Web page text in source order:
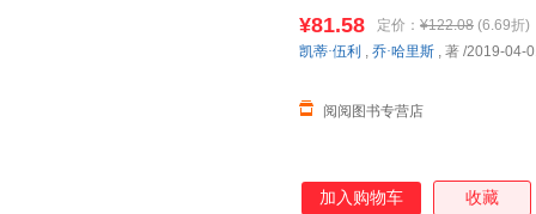
¥81.58 定价： ¥122.08 (6.69折)
阅阅图书专营店
凯蒂·伍利 , 乔·哈里斯 , 著 /2019-04-
加入购物车 收藏